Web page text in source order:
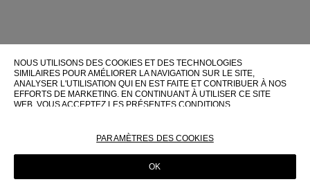
NOUS UTILISONS DES COOKIES ET DES TECHNOLOGIES
SIMILAIRES POUR AMÉLIORER LA NAVIGATION SUR LE SITE,
ANALYSER L'UTILISATION QUI EN EST FAITE ET CONTRIBUER À NOS
EFFORTS DE MARKETING. EN CONTINUANT À UTILISER CE SITE
WEB, VOUS ACCEPTEZ LES PRÉSENTES CONDITIONS
POUR PLUS D'INFORMATIONS SUR CES TECHNOLOGIES ET LEUR
POLITIQUE EN MATIÈRE DE COOKIES
PARAMÈTRES DES COOKIES
OK